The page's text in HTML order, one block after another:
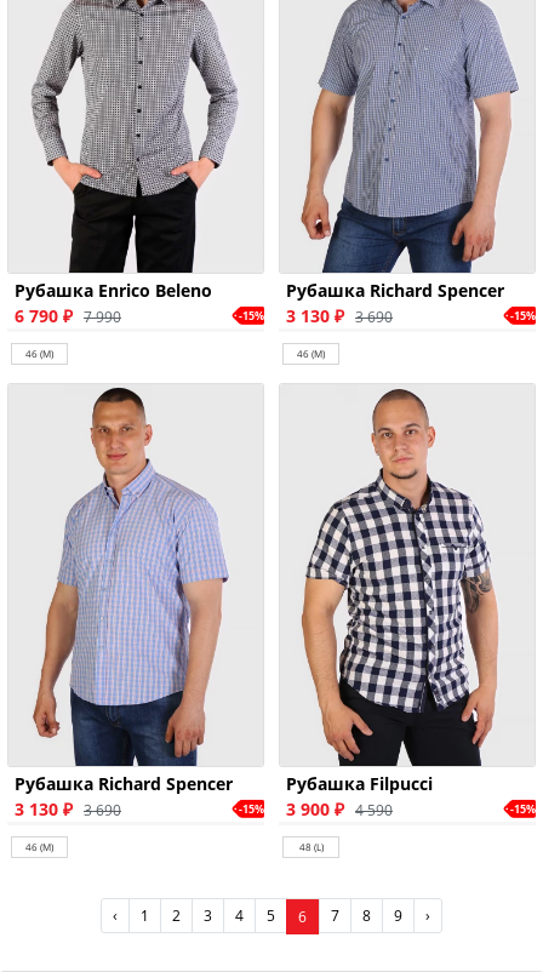
Рубашка Enrico Beleno
6 790 ₽ 7 990 -15%
46 (M)
Рубашка Richard Spencer
3 130 ₽ 3 690 -15%
46 (M)
Рубашка Richard Spencer
3 130 ₽ 3 690 -15%
46 (M)
Рубашка Filpucci
3 900 ₽ 4 590 -15%
48 (L)
‹ 1 2 3 4 5 6 7 8 9 ›